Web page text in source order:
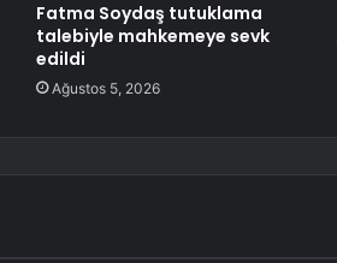
Fatma Soydaş tutuklama
talebiyle mahkemeye sevk
edildi
Ağustos 5, 2026